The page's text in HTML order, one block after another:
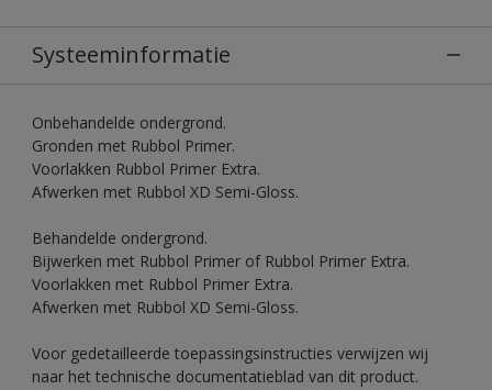
Systeeminformatie
Onbehandelde ondergrond.
Gronden met Rubbol Primer.
Voorlakken Rubbol Primer Extra.
Afwerken met Rubbol XD Semi-Gloss.
Behandelde ondergrond.
Bijwerken met Rubbol Primer of Rubbol Primer Extra.
Voorlakken met Rubbol Primer Extra.
Afwerken met Rubbol XD Semi-Gloss.
Voor gedetailleerde toepassingsinstructies verwijzen wij
naar het technische documentatieblad van dit product.